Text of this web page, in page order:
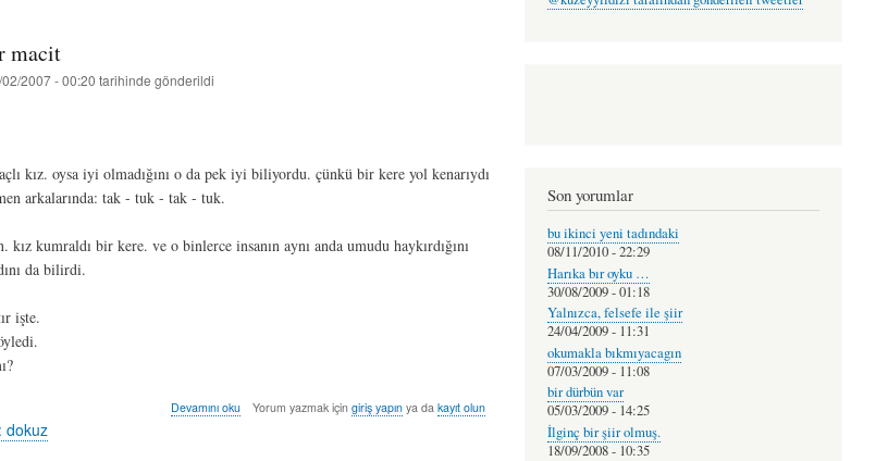
macit
02/2007 - 00:20 tarihinde gönderildi
kız. oysa iyi olmadığını o da pek iyi biliyordu. çünkü bir kere yol kenarıydı
arkalarında: tak - tuk - tak - tuk.
kumraldı bir kere. ve o binlerce insanın aynı anda umudu haykırdığını
da bilirdi.
işte.
kuzey
Devamını oku Yorum yazmak içingiriş yapın ya dakayıt olun
dokuz
Son yorumlar
bu ikinci yeni tadındaki
08/11/2010 - 22:29
Harıka bır oyku …
30/08/2009 - 01:18
Yalnızca, felsefe ile şiir
24/04/2009 - 11:31
okumakla bıkmıyacagın
07/03/2009 - 11:08
bir dürbün var
05/03/2009 - 14:25
İlginç bir şiir olmuş.
18/09/2008 - 10:35